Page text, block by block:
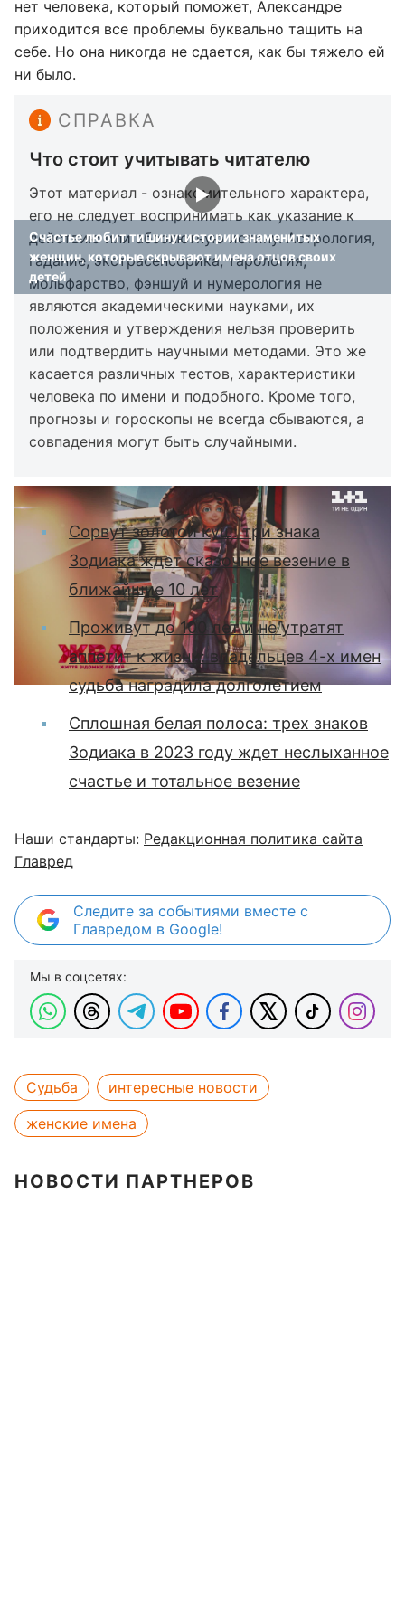
нет человека, который поможет, Александре
приходится все проблемы буквально тащить на
себе. Но она никогда не сдается, как бы тяжело ей
ни было.
СПРАВКА
Что стоит учитывать читателю
Этот материал - ознакомительного характера,
его не следует воспринимать как указание к
действию или абсолютную истину. Астрология,
гадание, экстрасенсорика, тарология,
мольфарство, фэншуй и нумерология не
являются академическими науками, их
положения и утверждения нельзя проверить
или подтвердить научными методами. Это же
касается различных тестов, характеристики
человека по имени и подобного. Кроме того,
прогнозы и гороскопы не всегда сбываются, а
совпадения могут быть случайными.
Счастье любит тишину: истории знаменитых
женщин, которые скрывают имена отцов своих
детей
Вас может заинтересовать:
Сорвут золотой куш: три знака
Зодиака ждет сказочное везение в
ближайшие 10 лет
Проживут до 100 лет и не утратят
аппетит к жизни: владельцев 4-х имен
судьба наградила долголетием
Сплошная белая полоса: трех знаков
Зодиака в 2023 году ждет неслыханное
счастье и тотальное везение
Наши стандарты: Редакционная политика сайта
Главред
Следите за событиями вместе с
Главредом в Google!
Мы в соцсетях:
Судьба
интересные новости
женские имена
НОВОСТИ ПАРТНЕРОВ